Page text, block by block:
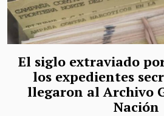
El siglo extraviado
los expedientes
llegaron al Archivo
Nación